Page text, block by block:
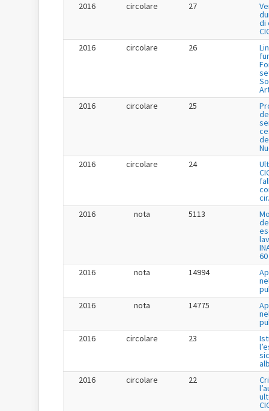
2016
circolare 27
di
2016
circolare 26
2016
circolare 25
2016
circolare 24
2016
nota 5113
2016
nota 14994
2016
nota 14775
2016
circolare 23
2016
circolare 22